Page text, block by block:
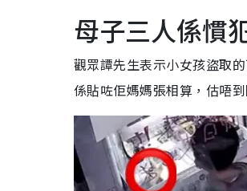
母子三人係慣
觀眾譚先生表示小女孩盜取
係貼咗佢媽媽張相算，估唔